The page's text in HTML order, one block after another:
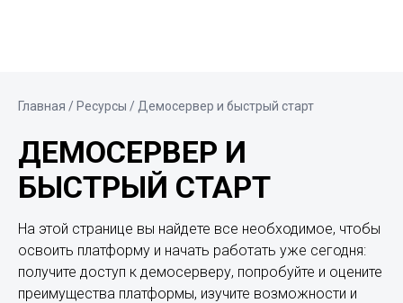
Главная / Ресурсы / Демосервер и быстрый старт
ДЕМОСЕРВЕР И
БЫСТРЫЙ СТАРТ
На этой странице вы найдете все необходимое, чтобы
освоить платформу и начать работать уже сегодня:
получите доступ к демосерверу, попробуйте и оцените
преимущества платформы, изучите возможности и